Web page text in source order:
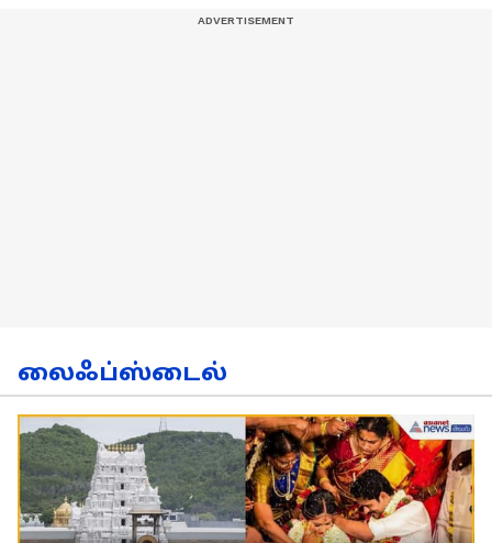
லைஃப்ஸ்டைல்